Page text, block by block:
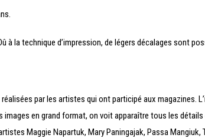
à la technique d’impression, de légers décalages sont
par les artistes qui ont participé aux magazines.
en grand format, on voit apparaître tous les
Maggie Napartuk, Mary Paningajak, Passa